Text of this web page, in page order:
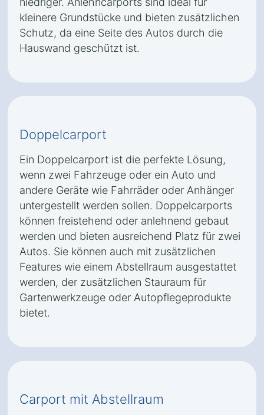
kleinere Grundstücke und bieten zusätzlichen
Schutz, da eine Seite des Autos durch die
Hauswand geschützt ist.
Doppelcarport
Ein Doppelcarport ist die perfekte Lösung,
wenn zwei Fahrzeuge oder ein Auto und
andere Geräte wie Fahrräder oder Anhänger
untergestellt werden sollen. Doppelcarports
können freistehend oder anlehnend gebaut
werden und bieten ausreichend Platz für zwei
Autos. Sie können auch mit zusätzlichen
Features wie einem Abstellraum ausgestattet
werden, der zusätzlichen Stauraum für
Gartenwerkzeuge oder Autopflegeprodukte
bietet.
Carport mit Abstellraum